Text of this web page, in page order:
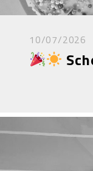
10/07/2026